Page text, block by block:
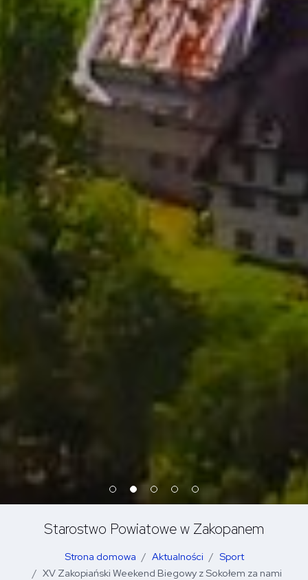
Starostwo Powiatowe w Zakopanem
Strona domowa Aktualności
Sport
XV Zakopiański Weekend Biegowy z Sokołem za nami